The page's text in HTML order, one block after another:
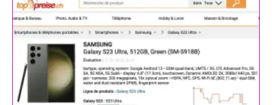
publication :